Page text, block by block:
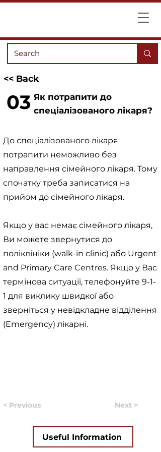
<< Back
03 Як потрапити до
спеціалізованого лікаря?
До спеціалізованого лікаря
потрапити неможливо без
направлення сімейного лікаря. Тому
спочатку треба записатися на
прийом до сімейного лікаря.
Якщо у вас немає сімейного лікаря,
Ви можете звернутися до
поліклініки (walk-in clinic) або Urgent
and Primary Care Centres. Якщо у Вас
термінова ситуації, телефонуйте 9-1-
1 для виклику швидкої або
зверніться у невідкладне відділення
(Emergency) лікарні.
< Previous Next >
Useful Information